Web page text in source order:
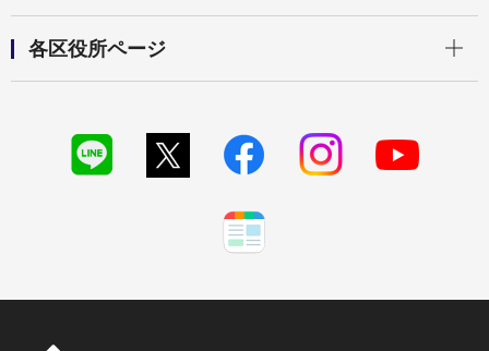
各区役所ページ